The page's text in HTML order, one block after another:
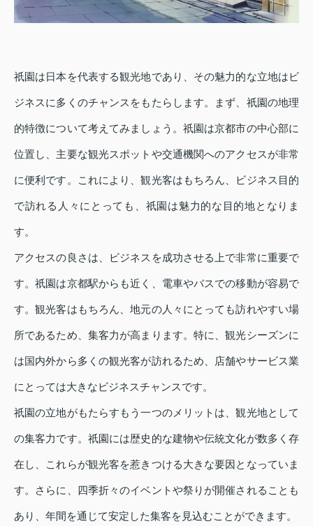
祇園は日本を代表する観光地であり、その魅力的な立地はビ
ジネスに多くのチャンスをもたらします。まず、祇園の地理
的特徴について考えてみましょう。祇園は京都市の中心部に
位置し、主要な観光スポットや交通機関へのアクセスが非常
に便利です。これにより、観光客はもちろん、ビジネス目的
で訪れる人々にとっても、祇園は魅力的な目的地となりま
す。
アクセスの良さは、ビジネスを成功させる上で非常に重要で
す。祇園は京都駅からも近く、電車やバスでの移動が容易で
す。観光客はもちろん、地元の人々にとっても訪れやすい場
所であるため、集客力が高まります。特に、観光シーズンに
は国内外から多くの観光客が訪れるため、店舗やサービス業
にとっては大きなビジネスチャンスです。
祇園の立地がもたらすもう一つのメリットは、観光地として
の集客力です。祇園には歴史的な建物や伝統文化が数多く存
在し、これらが観光客を惹きつける大きな要因となっていま
す。さらに、四季折々のイベントや祭りが開催されることも
あり、年間を通じて安定した集客を見込むことができます。